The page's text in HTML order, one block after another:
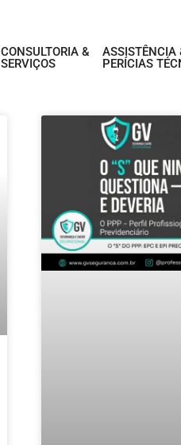
CONSULTORIA &
SERVIÇOS
ASSISTÊNCIA
PERÍCIAS